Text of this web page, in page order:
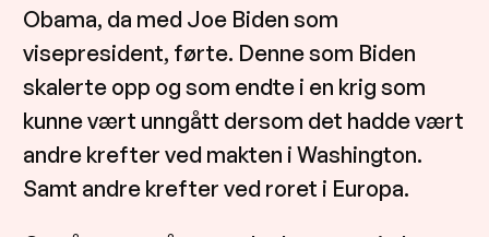
Obama, da med Joe Biden som
visepresident, førte. Denne som Biden
skalerte opp og som endte i en krig som
kunne vært unngått dersom det hadde vært
andre krefter ved makten i Washington.
Samt andre krefter ved roret i Europa.